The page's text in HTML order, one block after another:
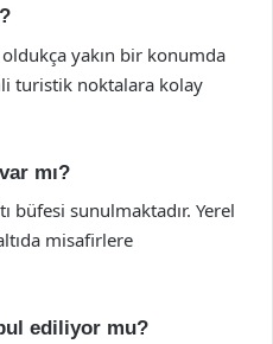
yakın bir konumda
turistik noktalara kolay
mı?
büfesi sunulmaktadır. Yerel
misafirlere
ediliyor mu?